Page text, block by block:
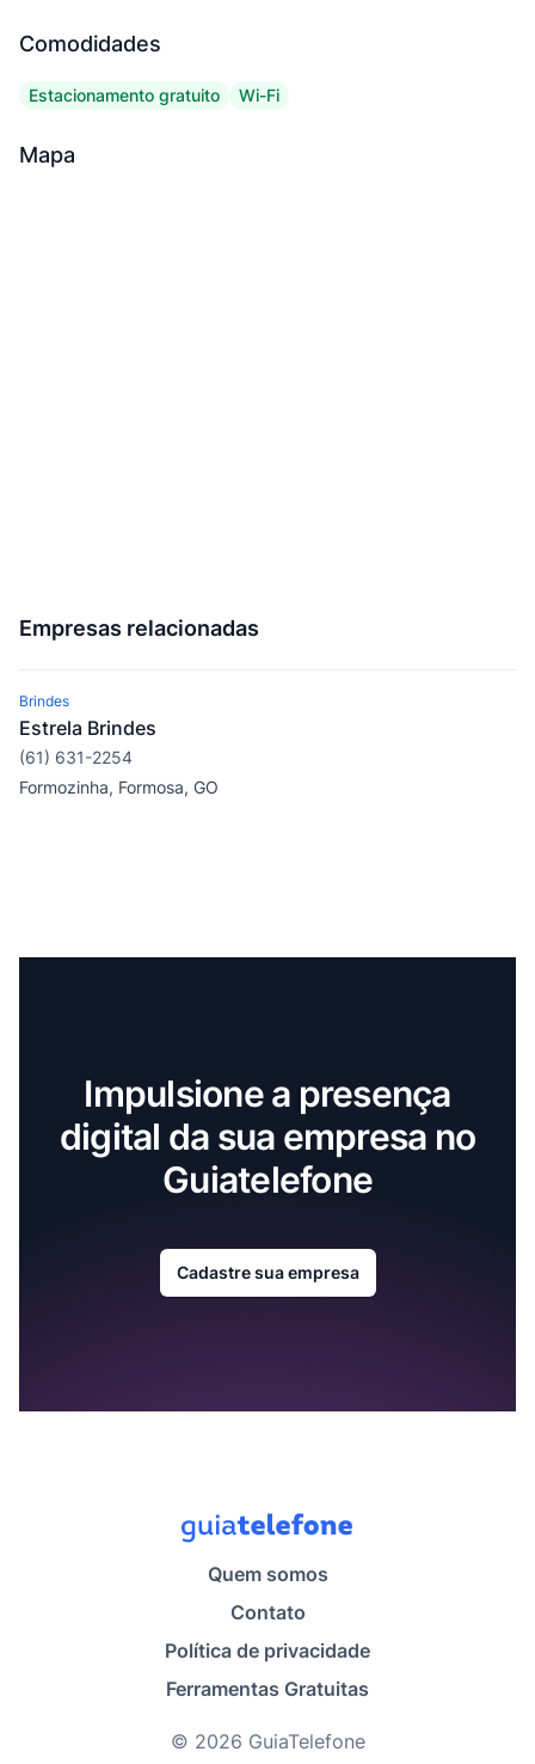
Comodidades
Estacionamento gratuito Wi-Fi
Mapa
Empresas relacionadas
Brindes
Estrela Brindes
(61) 631-2254
Formozinha, Formosa, GO
Impulsione a presença
digital da sua empresa no
Guiatelefone
Cadastre sua empresa
Quem somos
Contato
Política de privacidade
Ferramentas Gratuitas
© 2026 GuiaTelefone